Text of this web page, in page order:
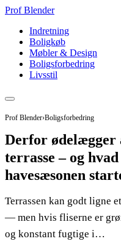
Prof Blender
Indretning
Boligkøb
Møbler & Design
Boligsforbedring
Livsstil
Prof Blender›Boligsforbedring
Derfor ødelægger
terrasse – og
havesæsonen
Terrassen kan godt ligne
— men hvis fliserne er
og konstant fugtige i…